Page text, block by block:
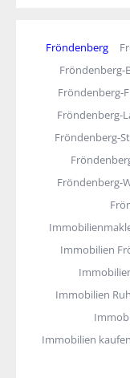
Fröndenberg
Fröndenberg-
Fröndenberg-
Fröndenberg-
Fröndenberg-
Fröndenberg-
Immobilien
Immobilien
Immobilien